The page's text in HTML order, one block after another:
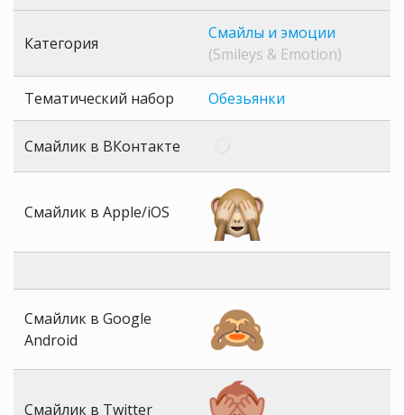
Категория
Смайлы и эмоции
(Smileys & Emotion)
Тематический набор Обезьянки
Смайлик в ВКонтакте
Смайлик в Apple/iOS
Смайлик в Google
Android
Смайлик в Twitter